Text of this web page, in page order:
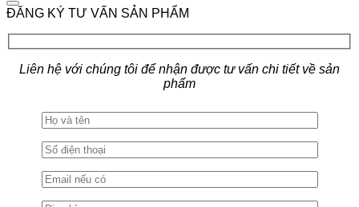
ĐĂNG KÝ TƯ VẤN SẢN PHẨM
Liên hệ với chúng tôi để nhận được tư vấn chi tiết về sản
phẩm